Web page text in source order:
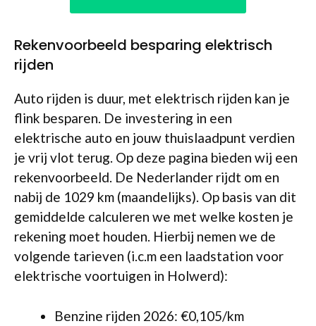
Rekenvoorbeeld besparing elektrisch
rijden
Auto rijden is duur, met elektrisch rijden kan je
flink besparen. De investering in een
elektrische auto en jouw thuislaadpunt verdien
je vrij vlot terug. Op deze pagina bieden wij een
rekenvoorbeeld. De Nederlander rijdt om en
nabij de 1029 km (maandelijks). Op basis van dit
gemiddelde calculeren we met welke kosten je
rekening moet houden. Hierbij nemen we de
volgende tarieven (i.c.m een laadstation voor
elektrische voortuigen in Holwerd):
Benzine rijden 2026: €0,105/km